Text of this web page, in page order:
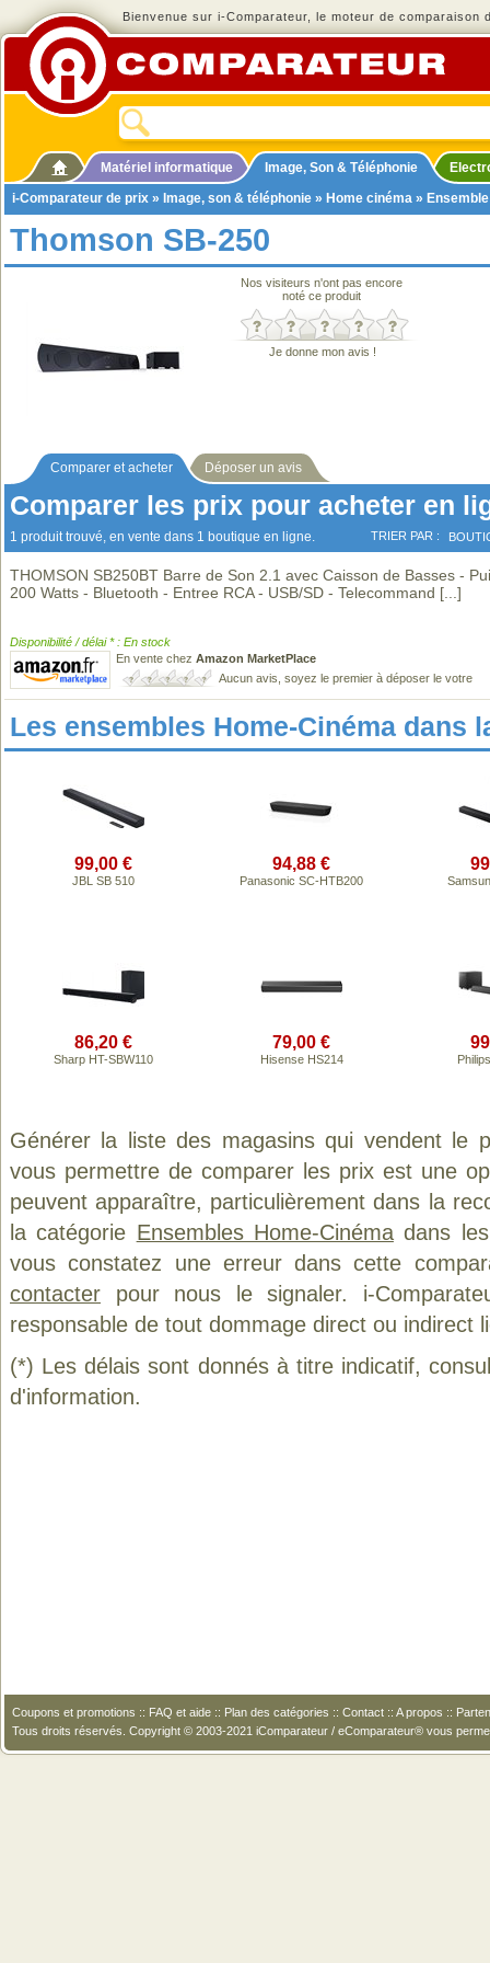
Bienvenue sur i-Comparateur, le moteur de comparaison
Matériel informatique Image, Son & Téléphonie
i-Comparateur de prix » Image, son & téléphonie » Home cinéma »
Thomson SB-250
Nos visiteurs n'ont pas encore
noté ce produit
Je donne mon avis !
Comparer et acheter Déposer un avis
Comparer les prix pour acheter en
1 produit trouvé, en vente dans 1 boutique en ligne. TRIER PAR :
THOMSON SB250BT Barre de Son 2.1 avec Caisson de Basses -
200 Watts - Bluetooth - Entree RCA - USB/SD - Telecommand [...]
Disponibilité / délai * : En stock
En vente chez Amazon MarketPlace
Aucun avis, soyez le premier à déposer le votre
Les ensembles Home-Cinéma dans
99,00 €
JBL SB 510
94,88 €
Panasonic SC-HTB200
86,20 €
Sharp HT-SBW110
79,00 €
Hisense HS214
Générer la liste des magasins qui vendent le
vous permettre de comparer les prix est une
peuvent apparaître, particulièrement dans la
la catégorie Ensembles Home-Cinémadans les
vous constatez une erreur dans cette
contacter pour nous le signaler. i-
responsable de tout dommage direct ou indirect
(*) Les délais sont donnés à titre indicatif,
d'information.
Coupons et promotions :: FAQ et aide :: Plan des catégories :: Contact :: A propos ::
Tous droits réservés. Copyright © 2003-2021 iComparateur / eComparateur® vous